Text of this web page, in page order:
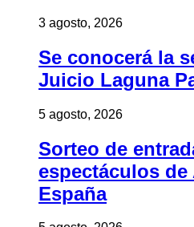
3 agosto, 2026
Se conocerá la
Juicio Laguna
5 agosto, 2026
Sorteo de
espectáculos de
España